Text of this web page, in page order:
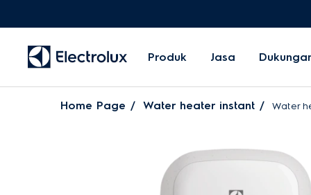
Produk Jasa
Home Page Water heater instant Water